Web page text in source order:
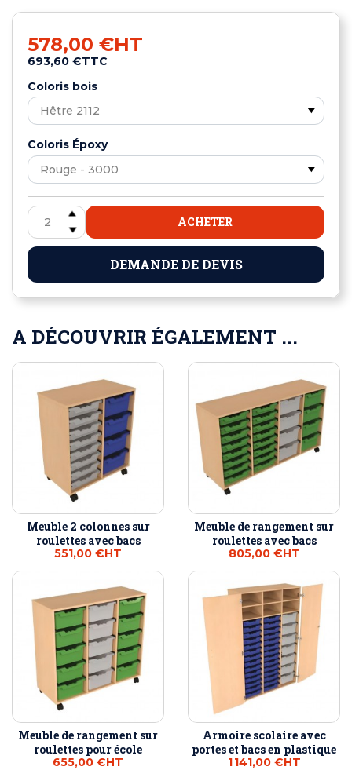
578,00 €HT
693,60 €TTC
Coloris bois
Coloris Époxy
ACHETER
DEMANDE DE DEVIS
A DÉCOUVRIR ÉGALEMENT ...
Meuble 2 colonnes sur
roulettes avec bacs
551,00 €HT
Meuble de rangement sur
roulettes avec bacs
805,00 €HT
Meuble de rangement sur
roulettes pour école
655,00 €HT
Armoire scolaire avec
portes et bacs en plastique
1 141,00 €HT